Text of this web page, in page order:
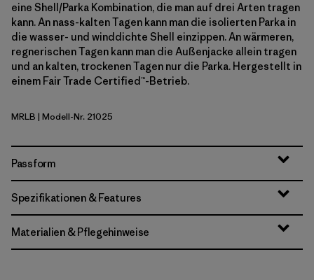
eine Shell/Parka Kombination, die man auf drei Arten tragen
kann. An nass-kalten Tagen kann man die isolierten Parka in
die wasser- und winddichte Shell einzippen. An wärmeren,
regnerischen Tagen kann man die Außenjacke allein tragen
und an kalten, trockenen Tagen nur die Parka. Hergestellt in
einem Fair Trade Certified™-Betrieb.
Marlow Brown
MRLB | Modell-Nr. 21025
Passform
Spezifikationen & Features
Materialien & Pflegehinweise